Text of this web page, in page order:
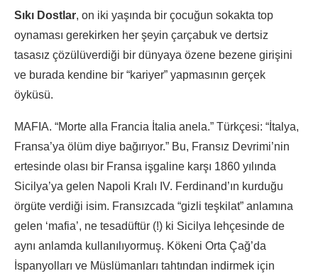
Sıkı Dostlar, on iki yaşında bir çocuğun sokakta top
oynaması gerekirken her şeyin çarçabuk ve dertsiz
tasasız çözülüverdiği bir dünyaya özene bezene girişini
ve burada kendine bir “kariyer” yapmasının gerçek
öyküsü.
MAFIA. “Morte alla Francia İtalia anela.” Türkçesi: “İtalya,
Fransa’ya ölüm diye bağırıyor.” Bu, Fransız Devrimi’nin
ertesinde olası bir Fransa işgaline karşı 1860 yılında
Sicilya’ya gelen Napoli Kralı IV. Ferdinand’ın kurduğu
örgüte verdiği isim. Fransızcada “gizli teşkilat” anlamına
gelen ‘mafia’, ne tesadüftür (!) ki Sicilya lehçesinde de
aynı anlamda kullanılıyormuş. Kökeni Orta Çağ’da
İspanyolları ve Müslümanları tahtından indirmek için